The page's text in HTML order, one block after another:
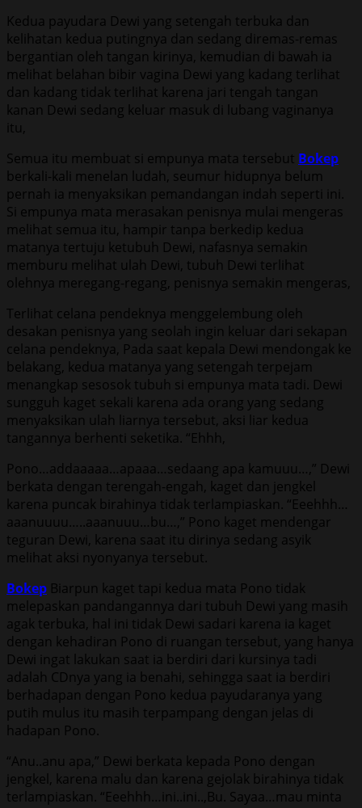
Kedua payudara Dewi yang setengah terbuka dan
kelihatan kedua putingnya dan sedang diremas-remas
bergantian oleh tangan kirinya, kemudian di bawah ia
melihat belahan bibir vagina Dewi yang kadang terlihat
dan kadang tidak terlihat karena jari tengah tangan
kanan Dewi sedang keluar masuk di lubang vaginanya
itu,
Semua itu membuat si empunya mata tersebut Bokep
berkali-kali menelan ludah, seumur hidupnya belum
pernah ia menyaksikan pemandangan indah seperti ini.
Si empunya mata merasakan penisnya mulai mengeras
melihat semua itu, hampir tanpa berkedip kedua
matanya tertuju ketubuh Dewi, nafasnya semakin
memburu melihat ulah Dewi, tubuh Dewi terlihat
olehnya meregang-regang, penisnya semakin mengeras,
Terlihat celana pendeknya menggelembung oleh
desakan penisnya yang seolah ingin keluar dari sekapan
celana pendeknya, Pada saat kepala Dewi mendongak ke
belakang, kedua matanya yang setengah terpejam
menangkap sesosok tubuh si empunya mata tadi. Dewi
sungguh kaget sekali karena ada orang yang sedang
menyaksikan ulah liarnya tersebut, aksi liar kedua
tangannya berhenti seketika. “Ehhh,
Pono…addaaaaa…apaaa…sedaang apa kamuuu…,” Dewi
berkata dengan terengah-engah, kaget dan jengkel
karena puncak birahinya tidak terlampiaskan. “Eeehhh…
aaanuuuu…..aaanuuu…bu…,” Pono kaget mendengar
teguran Dewi, karena saat itu dirinya sedang asyik
melihat aksi nyonyanya tersebut.
Bokep Biarpun kaget tapi kedua mata Pono tidak
melepaskan pandangannya dari tubuh Dewi yang masih
agak terbuka, hal ini tidak Dewi sadari karena ia kaget
dengan kehadiran Pono di ruangan tersebut, yang hanya
Dewi ingat lakukan saat ia berdiri dari kursinya tadi
adalah CDnya yang ia benahi, sehingga saat ia berdiri
berhadapan dengan Pono kedua payudaranya yang
putih mulus itu masih terpampang dengan jelas di
hadapan Pono.
“Anu..anu apa,” Dewi berkata kepada Pono dengan
jengkel, karena malu dan karena gejolak birahinya tidak
terlampiaskan. “Eeehhh…ini..ini..,Bu. Sayaa…mau minta